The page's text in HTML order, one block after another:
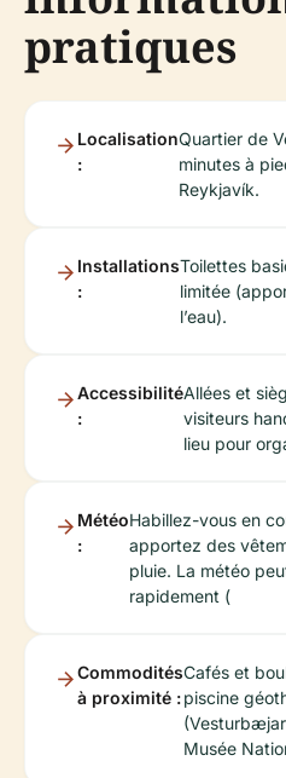
pratiques
Localisation
:
Quartier de
minutes à
Reykjavík.
Installations
:
Toilettes
limitée
l’eau).
Accessibilité
:
Allées et
visiteurs
lieu pour
Météo
:
Habillez-vous en
apportez des
pluie. La météo
rapidement (
Commodités
à proximité :
Cafés et
piscine
Musée